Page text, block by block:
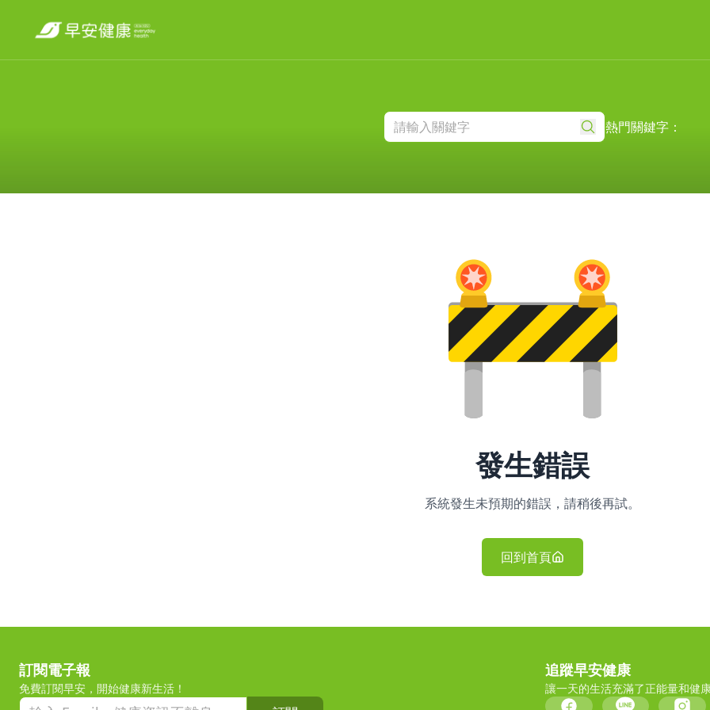
熱門關鍵字：
發生錯誤
系統發生未預期的錯誤，請稍後再試。
回到首頁
訂閱電子報
免費訂閱早安，開始健康新生活！
追蹤早安健康
讓一天的生活充滿了正能量和健